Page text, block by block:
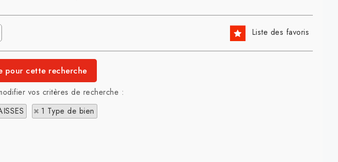
Liste des favoris
vos critères de recherche :
1 Type de bien